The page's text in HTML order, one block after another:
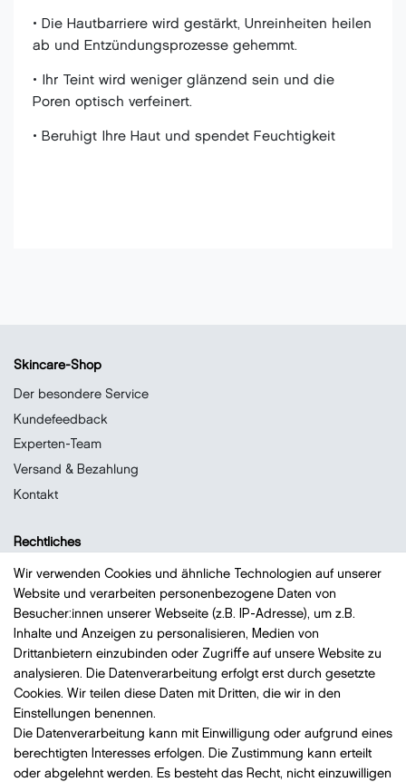
• Die Hautbarriere wird gestärkt, Unreinheiten heilen
ab und Entzündungsprozesse gehemmt.
• Ihr Teint wird weniger glänzend sein und die
Poren optisch verfeinert.
• Beruhigt Ihre Haut und spendet Feuchtigkeit
Skincare-Shop
Der besondere Service
Kundefeedback
Experten-Team
Versand & Bezahlung
Kontakt
Rechtliches
Datenschutz
Impressum
Widerrufsrecht
AGB
Vertrag widerrufen
Bezahlung mit VISA, MasterCard, Vorauskasse, PayPal
Wir verwenden Cookies und ähnliche Technologien auf unserer
Website und verarbeiten personenbezogene Daten von
Besucher:innen unserer Webseite (z.B. IP-Adresse), um z.B.
Inhalte und Anzeigen zu personalisieren, Medien von
Drittanbietern einzubinden oder Zugriffe auf unsere Website zu
analysieren. Die Datenverarbeitung erfolgt erst durch gesetzte
Cookies. Wir teilen diese Daten mit Dritten, die wir in den
Einstellungen benennen.
Die Datenverarbeitung kann mit Einwilligung oder aufgrund eines
berechtigten Interesses erfolgen. Die Zustimmung kann erteilt
oder abgelehnt werden. Es besteht das Recht, nicht einzuwilligen